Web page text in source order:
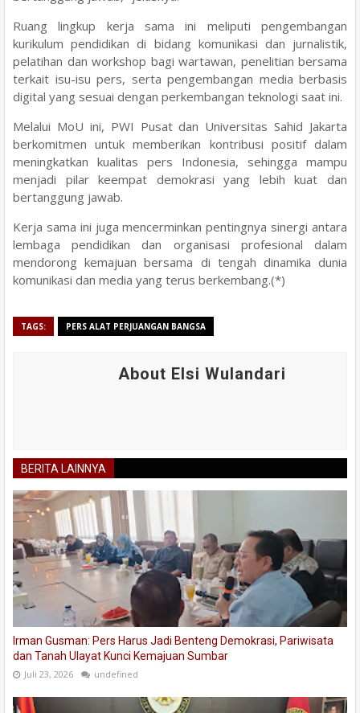
Ruang lingkup kerja sama ini meliputi pengembangan
kurikulum pendidikan di bidang komunikasi dan jurnalistik,
pelatihan dan workshop bagi wartawan, penelitian bersama
terkait isu-isu pers, serta pengembangan media berbasis
digital yang sesuai dengan perkembangan teknologi saat ini.
Melalui MoU ini, PWI Pusat dan Universitas Sahid Jakarta
berkomitmen untuk memberikan kontribusi positif dalam
meningkatkan kualitas pers Indonesia, sehingga mampu
menjadi pilar keempat demokrasi yang lebih kuat dan
bertanggung jawab.
Kerja sama ini juga mencerminkan pentingnya sinergi antara
lembaga pendidikan dan organisasi profesional dalam
mendorong kemajuan bersama di tengah dinamika dunia
komunikasi dan media yang terus berkembang.(*)
TAGS: PERS ALAT PERJUANGAN BANGSA
About Elsi Wulandari
BERITA LAINNYA
Irman Gusman: Pers Harus Jadi Benteng Demokrasi, Pariwisata
dan Tanah Ulayat Kunci Kemajuan Sumbar
Juli 23, 2026 undefined